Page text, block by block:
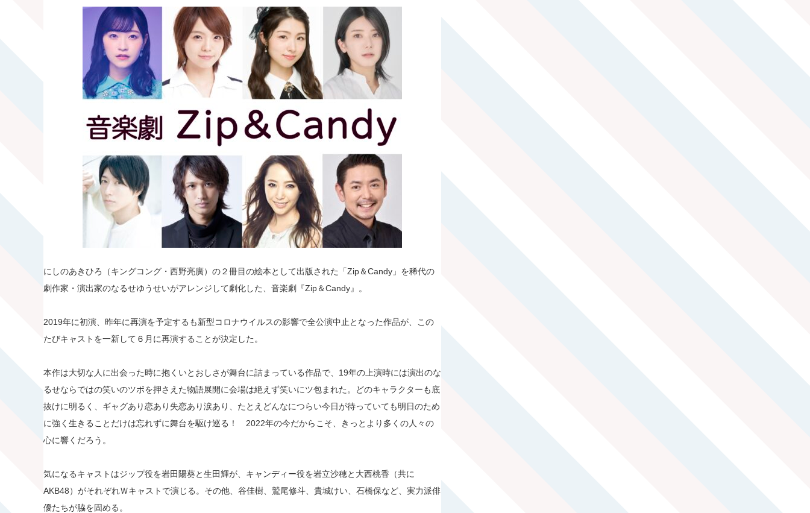
にしのあきひろ（キングコング・西野亮廣）の２冊目の絵本として出版された「Zip＆Candy」を稀代の
劇作家・演出家のなるせゆうせいがアレンジして劇化した、音楽劇『Zip＆Candy』。
2019年に初演、昨年に再演を予定するも新型コロナウイルスの影響で全公演中止となった作品が、この
たびキャストを一新して６月に再演することが決定した。
本作は大切な人に出会った時に抱くいとおしさが舞台に詰まっている作品で、19年の上演時には演出のな
るせならではの笑いのツボを押さえた物語展開に会場は絶えず笑いにツ包まれた。どのキャラクターも底
抜けに明るく、ギャグあり恋あり失恋あり涙あり、たとえどんなにつらい今日が待っていても明日のため
に強く生きることだけは忘れずに舞台を駆け巡る！ 2022年の今だからこそ、きっとより多くの人々の
心に響くだろう。
気になるキャストはジップ役を岩田陽葵と生田輝が、キャンディー役を岩立沙穂と大西桃香（共に
AKB48）がそれぞれＷキャストで演じる。その他、谷佳樹、鷲尾修斗、貴城けい、石橋保など、実力派俳
優たちが脇を固める。